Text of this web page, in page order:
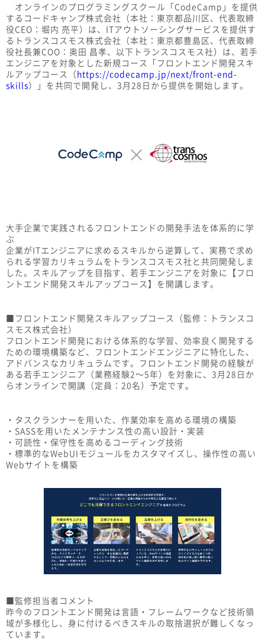
オンラインのプログラミングスクール「CodeCamp」を提供
するコードキャンプ株式会社（本社：東京都品川区、代表取締
役CEO：堀内 亮平）は、ITアウトソーシングサービスを提供す
るトランスコスモス株式会社（本社：東京都豊島区、代表取締
役社長兼COO：奥田 昌孝、以下トランスコスモス社）は、若手
エンジニアを対象とした新規コース「フロントエンド開発スキ
ルアップコース（https://codecamp.jp/next/front-end-
skills）」を共同で開発し、3月28日から提供を開始します。
大手企業で実践されるフロントエンドの開発手法を体系的に学
ぶ
企業がITエンジニアに求めるスキルから逆算して、実務で求め
られる学習カリキュラムをトランスコスモス社と共同開発しま
した。スキルアップを目指す、若手エンジニアを対象に【フロ
ントエンド開発スキルアップコース】を開講します。
■フロントエンド開発スキルアップコース（監修：トランスコ
スモス株式会社）
フロントエンド開発における体系的な学習、効率良く開発する
ための環境構築など、フロントエンドエンジニアに特化した、
アドバンスなカリキュラムです。フロントエンド開発の経験が
ある若手エンジニア（業務経験2〜5年）を対象に、3月28日か
らオンラインで開講（定員：20名）予定です。
・タスクランナーを用いた、作業効率を高める環境の構築
・SASSを用いたメンテナンス性の高い設計・実装
・可読性・保守性を高めるコーディング技術
・標準的なWebUIモジュールをカスタマイズし、操作性の高い
Webサイトを構築
■監修担当者コメント
昨今のフロントエンド開発は言語・フレームワークなど技術領
域が多様化し、身に付けるべきスキルの取捨選択が難しくなっ
ています。